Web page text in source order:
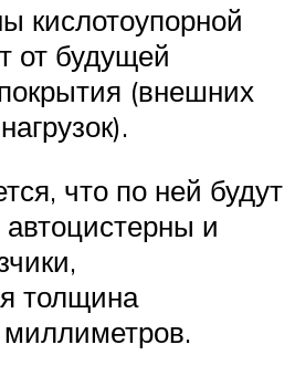
кислотоупорной
от будущей
(внешних
что по ней будут
автоцистерны и
толщина
миллиметров.